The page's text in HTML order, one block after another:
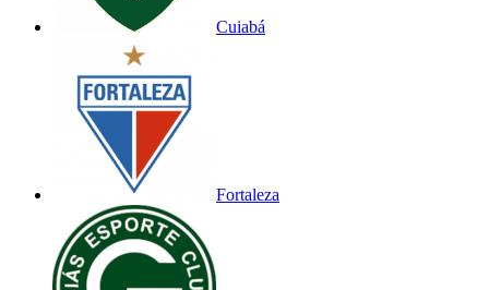
Cuiabá
Fortaleza